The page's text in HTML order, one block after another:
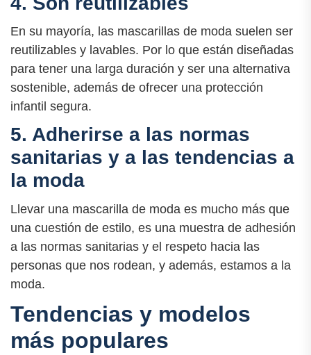
En su mayoría, las mascarillas de moda suelen ser
reutilizables y lavables. Por lo que están diseñadas
para tener una larga duración y ser una alternativa
sostenible, además de ofrecer una protección
infantil segura.
5. Adherirse a las normas
sanitarias y a las tendencias a
la moda
Llevar una mascarilla de moda es mucho más que
una cuestión de estilo, es una muestra de adhesión
a las normas sanitarias y el respeto hacia las
personas que nos rodean, y además, estamos a la
moda.
Tendencias y modelos
más populares